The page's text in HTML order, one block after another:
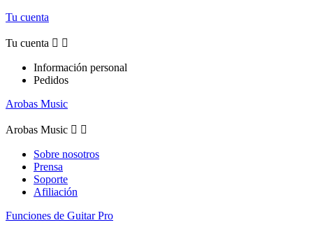
Tu cuenta
Tu cuenta  
Información personal
Pedidos
Arobas Music
Arobas Music  
Sobre nosotros
Prensa
Soporte
Afiliación
Funciones de Guitar Pro